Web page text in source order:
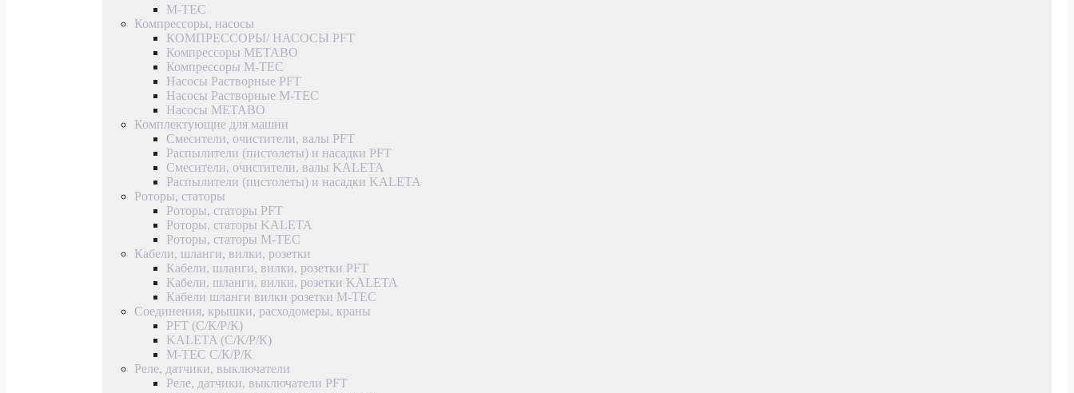
M-TEC
Компрессоры, насосы
КОМПРЕССОРЫ/ НАСОСЫ PFT
Компрессоры METABO
Компрессоры M-TEC
Насосы Растворные PFT
Насосы Растворные M-TEC
Насосы METABO
Комплектующие для машин
Смесители, очистители, валы PFT
Распылители (пистолеты) и насадки PFT
Смесители, очистители, валы KALETA
Распылители (пистолеты) и насадки KALETA
Роторы, статоры
Роторы, статоры PFT
Роторы, статоры KALETA
Роторы, статоры M-TEC
Кабели, шланги, вилки, розетки
Кабели, шланги, вилки, розетки PFT
Кабели, шланги, вилки, розетки KALETA
Кабели шланги вилки розетки M-TEC
Соединения, крышки, расходомеры, краны
PFT (С/К/Р/К)
KALETA (С/К/Р/К)
M-TEC С/К/Р/К
Реле, датчики, выключатели
Реле, датчики, выключатели PFT